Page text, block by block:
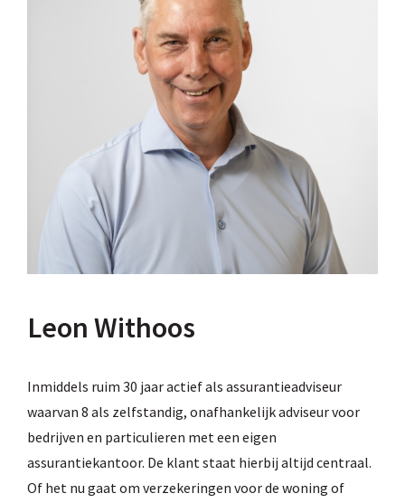
Leon Withoos
Inmiddels ruim 30 jaar actief als assurantieadviseur
waarvan 8 als zelfstandig, onafhankelijk adviseur voor
bedrijven en particulieren met een eigen
assurantiekantoor. De klant staat hierbij altijd centraal.
Of het nu gaat om verzekeringen voor de woning of